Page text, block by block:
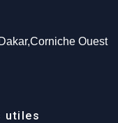
Ouest
utiles